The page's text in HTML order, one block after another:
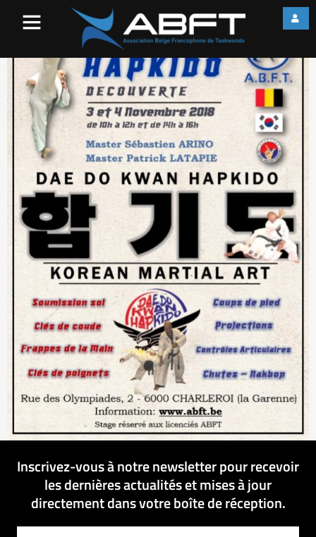
Inscrivez-vous à notre newsletter pour recevoir
les dernières actualités et mises à jour
directement dans votre boîte de réception.